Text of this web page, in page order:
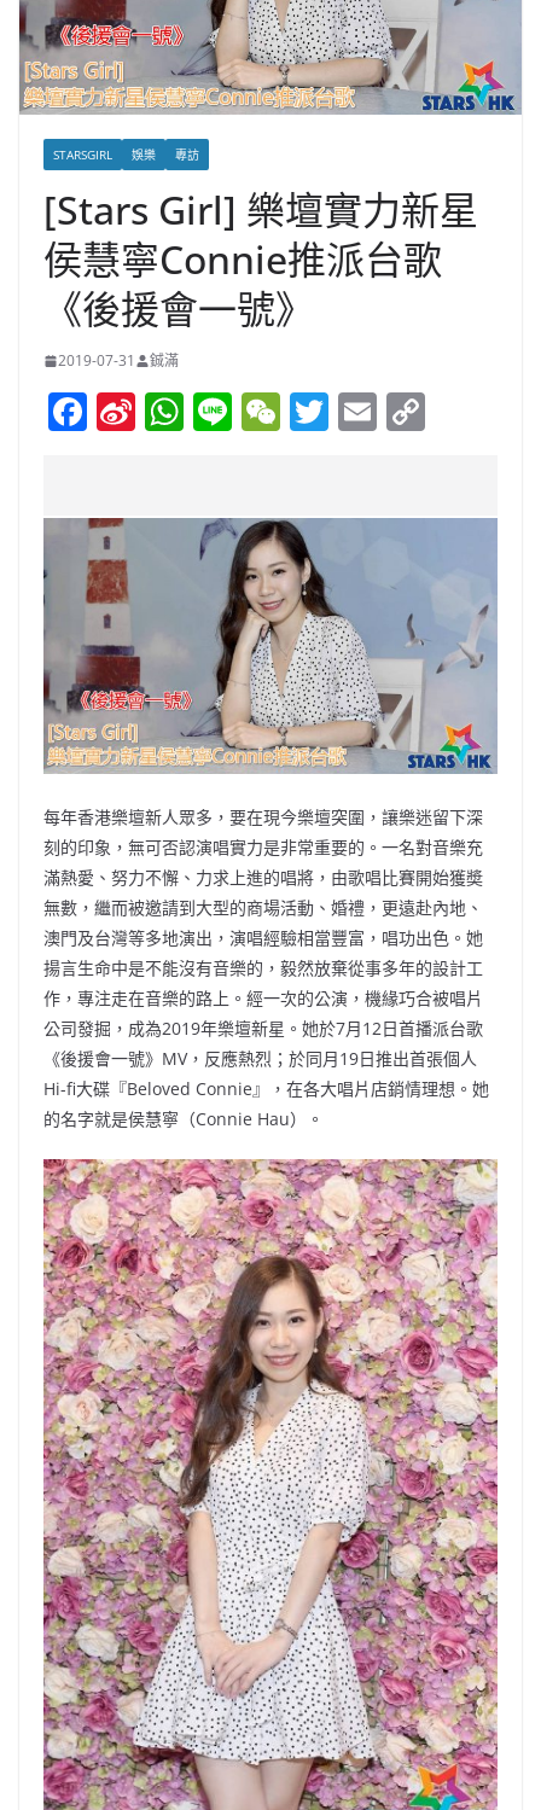
STARSGIRL 娛樂 專訪
[Stars Girl] 樂壇實力新星
侯慧寧Connie推派台歌
《後援會一號》
2019-07-31 鋮滿
F
e
b
o
o
k
Si
W
o
W
s
A
p
Li W
h
at
T
er
E
l y
Li
n
k
每年香港樂壇新人眾多，要在現今樂壇突圍，讓樂迷留下深
刻的印象，無可否認演唱實力是非常重要的。一名對音樂充
滿熱愛、努力不懈、力求上進的唱將，由歌唱比賽開始獲奬
無數，繼而被邀請到大型的商場活動、婚禮，更遠赴內地、
澳門及台灣等多地演出，演唱經驗相當豐富，唱功出色。她
揚言生命中是不能沒有音樂的，毅然放棄從事多年的設計工
作，專注走在音樂的路上。經一次的公演，機緣巧合被唱片
公司發掘，成為2019年樂壇新星。她於7月12日首播派台歌
《後援會一號》MV，反應熱烈；於同月19日推出首張個人
Hi-fi大碟『Beloved Connie』，在各大唱片店銷情理想。她
的名字就是侯慧寧（Connie Hau）。